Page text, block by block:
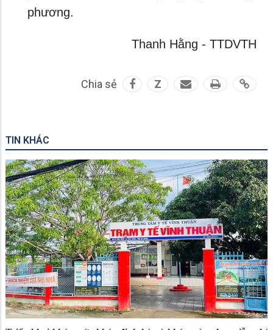
phương.
Thanh Hằng - TTDVTH
Chia sẻ Z
TIN KHÁC